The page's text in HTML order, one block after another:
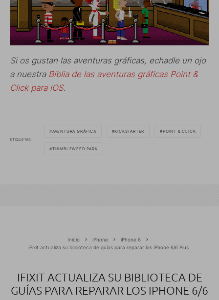
Si os gustan las aventuras gráficas, echadle un ojo
a nuestra Biblia de las aventuras gráficas Point &
Click para iOS.
ETIQUETAS
AVENTURA GRÁFICA KICKSTARTER POINT & CLICK
THIMBLEWEED PARK
Inicio iPhone
iPhone 6
iFixit actualiza su biblioteca de guías para reparar los iPhone 6/6 Plus
IFIXIT ACTUALIZA SU BIBLIOTECA DE
GUÍAS PARA REPARAR LOS IPHONE 6/6